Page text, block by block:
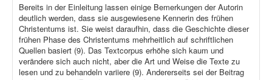
Bereits in der Einleitung lassen einige Bemerkungen der Autorin
deutlich werden, dass sie ausgewiesene Kennerin des frühen
Christentums ist. Sie weist daraufhin, dass die Geschichte dieser
frühen Phase des Christentums mehrheitlich auf schriftlichen
Quellen basiert (9). Das Textcorpus erhöhe sich kaum und
verändere sich auch nicht, aber die Art und Weise die Texte zu
lesen und zu behandeln variiere (9). Andererseits sei der Beitrag